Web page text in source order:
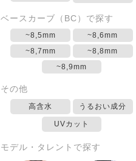
ベースカーブ（BC）で探す
~8,5mm
~8,6mm
~8,7mm
~8,8mm
~8,9mm
その他
高含水 うるおい成分
UVカット
モデル・タレントで探す